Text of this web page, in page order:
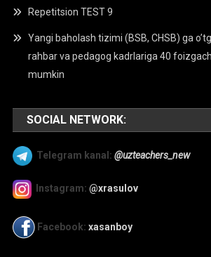
Repetitsion TEST 9
Yangi baholash tizimi (BSB, CHSB) ga
rahbar va pedagog kadrlariga 40
mumkin
SOCIAL NETWORK:
Telegram kanal: @uzteachers_new
Instagram: @xrasulov
Facebook: xasanboy